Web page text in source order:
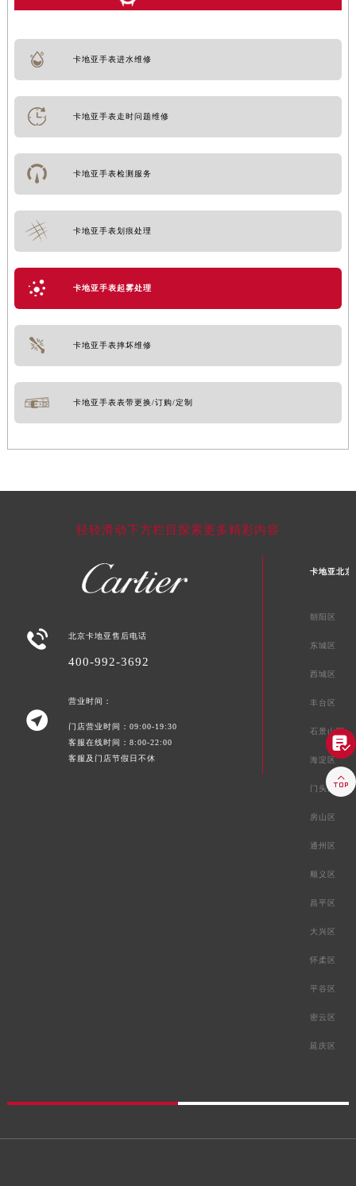
卡地亚手表进水维修
卡地亚手表走时问题维修
卡地亚手表检测服务
卡地亚手表划痕处理
卡地亚手表起雾处理
卡地亚手表摔坏维修
卡地亚手表表带更换/订购/定制
轻轻滑动下方栏目探索更多精彩内容
 北京卡地亚售后电话
400-992-3692

营业时间：
门店营业时间：09:00-19:30
客服在线时间：8:00-22:00
客服及门店节假日不休
卡地亚北京
朝阳区
东城区
西城区
丰台区
石景山区
海淀区
门头沟区
房山区
通州区
顺义区
昌平区
大兴区
怀柔区
平谷区
密云区
延庆区

